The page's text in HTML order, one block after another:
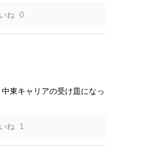
0
東キャリアの受け皿になっ
1